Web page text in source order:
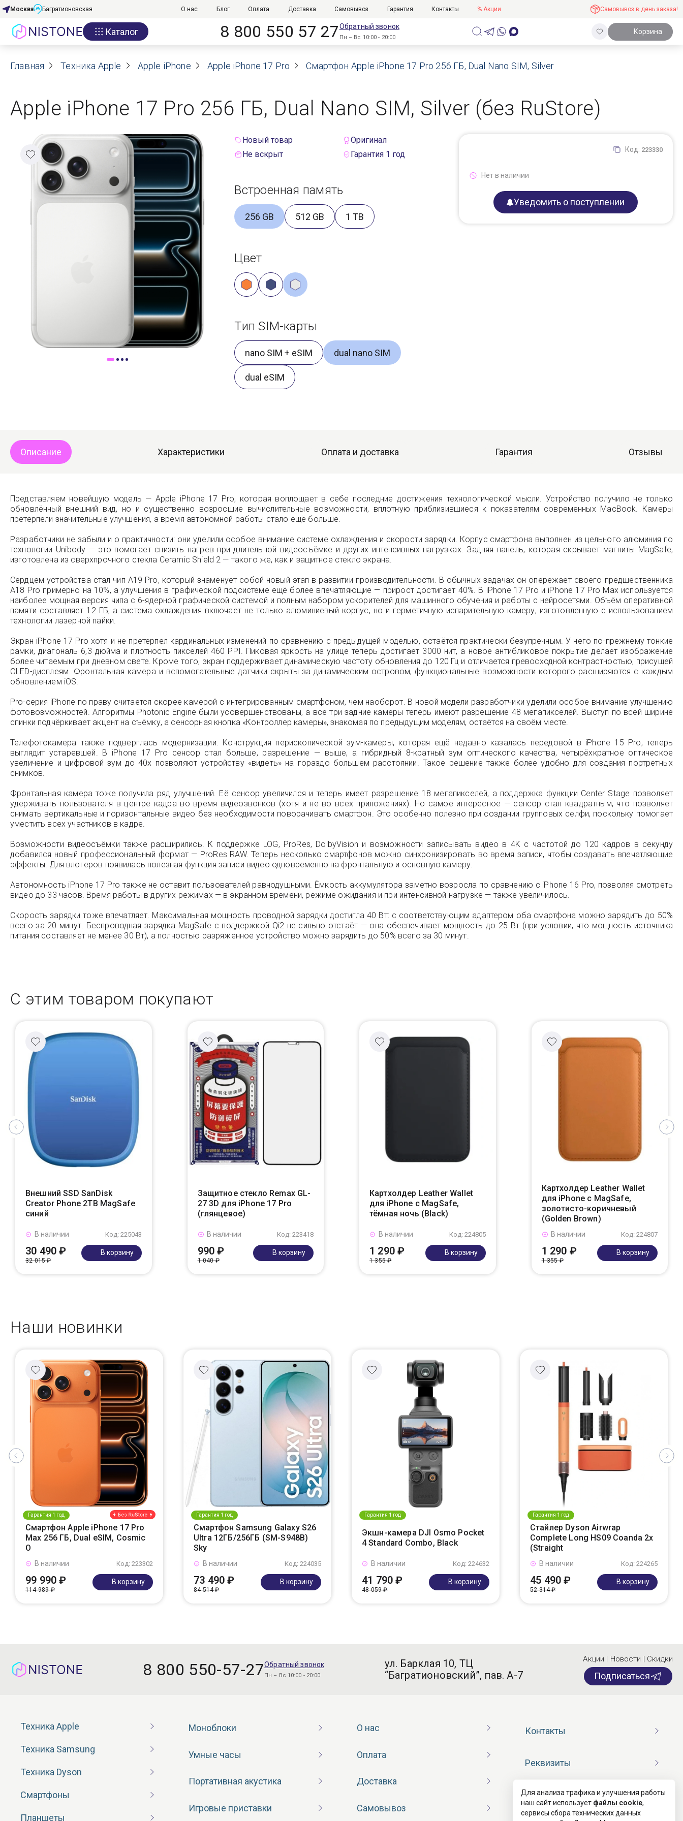
Акции
О нас
Реквизиты
Контакты
Гарантия
Москва Багратионовская О нас Блог Оплата Доставка Самовывоз Гарантия Контакты % Акции Самовывоз в день заказа!
Каталог 8 800 550 57 27Обратный звонок
Пн – Вс 10:00 - 20:00
Корзина
Главная Техника Apple Apple iPhone Apple iPhone 17 Pro Смартфон Apple iPhone 17 Pro 256 ГБ, Dual Nano SIM, Silver
Apple iPhone 17 Pro 256 ГБ, Dual Nano SIM, Silver (без RuStore)
Новый товар
Оригинал
Не вскрыт
Гарантия 1 год
Встроенная память
256 GB 512 GB 1 TB
Цвет
Тип SIM-карты
nano SIM + eSIM dual nano SIM
dual eSIM
Код: 223330
Нет в наличии
Уведомить о поступлении
Описание Характеристики Оплата и доставка Гарантия Отзывы
Представляем новейшую модель — Apple iPhone 17 Pro, которая воплощает в себе последние достижения технологической мысли. Устройство получило не только
обновлённый внешний вид, но и существенно возросшие вычислительные возможности, вплотную приблизившиеся к показателям современных MacBook. Камеры
претерпели значительные улучшения, а время автономной работы стало ещё больше.
Разработчики не забыли и о практичности: они уделили особое внимание системе охлаждения и скорости зарядки. Корпус смартфона выполнен из цельного алюминия по
технологии Unibody — это помогает снизить нагрев при длительной видеосъёмке и других интенсивных нагрузках. Задняя панель, которая скрывает магниты MagSafe,
изготовлена из сверхпрочного стекла Ceramic Shield 2 — такого же, как и защитное стекло экрана.
Сердцем устройства стал чип A19 Pro, который знаменует собой новый этап в развитии производительности. В обычных задачах он опережает своего предшественника
A18 Pro примерно на 10%, а улучшения в графической подсистеме ещё более впечатляющие — прирост достигает 40%. В iPhone 17 Pro и iPhone 17 Pro Max используется
наиболее мощная версия чипа с 6-ядерной графической системой и полным набором ускорителей для машинного обучения и работы с нейросетями. Объём оперативной
памяти составляет 12 ГБ, а система охлаждения включает не только алюминиевый корпус, но и герметичную испарительную камеру, изготовленную с использованием
технологии лазерной пайки.
Экран iPhone 17 Pro хотя и не претерпел кардинальных изменений по сравнению с предыдущей моделью, остаётся практически безупречным. У него по-прежнему тонкие
рамки, диагональ 6,3 дюйма и плотность пикселей 460 PPI. Пиковая яркость на улице теперь достигает 3000 нит, а новое антибликовое покрытие делает изображение
более читаемым при дневном свете. Кроме того, экран поддерживает динамическую частоту обновления до 120 Гц и отличается превосходной контрастностью, присущей
OLED-дисплеям. Фронтальная камера и вспомогательные датчики скрыты за динамическим островом, функциональные возможности которого расширяются с каждым
обновлением iOS.
Pro-серия iPhone по праву считается скорее камерой с интегрированным смартфоном, чем наоборот. В новой модели разработчики уделили особое внимание улучшению
фотовозможностей. Алгоритмы Photonic Engine были усовершенствованы, а все три задние камеры теперь имеют разрешение 48 мегапикселей. Выступ по всей ширине
спинки подчёркивает акцент на съёмку, а сенсорная кнопка «Контроллер камеры», знакомая по предыдущим моделям, остаётся на своём месте.
Телефотокамера также подверглась модернизации. Конструкция перископической зум-камеры, которая ещё недавно казалась передовой в iPhone 15 Pro, теперь
выглядит устаревшей. В iPhone 17 Pro сенсор стал больше, разрешение — выше, а гибридный 8-кратный зум оптического качества, четырёхкратное оптическое
увеличение и цифровой зум до 40х позволяют устройству «видеть» на гораздо большем расстоянии. Такое решение также более удобно для создания портретных
снимков.
Фронтальная камера тоже получила ряд улучшений. Её сенсор увеличился и теперь имеет разрешение 18 мегапикселей, а поддержка функции Center Stage позволяет
удерживать пользователя в центре кадра во время видеозвонков (хотя и не во всех приложениях). Но самое интересное — сенсор стал квадратным, что позволяет
снимать вертикальные и горизонтальные видео без необходимости поворачивать смартфон. Это особенно полезно при создании групповых селфи, поскольку помогает
уместить всех участников в кадре.
Возможности видеосъёмки также расширились. К поддержке LOG, ProRes, DolbyVision и возможности записывать видео в 4K с частотой до 120 кадров в секунду
добавился новый профессиональный формат — ProRes RAW. Теперь несколько смартфонов можно синхронизировать во время записи, чтобы создавать впечатляющие
эффекты. Для влогеров появилась полезная функция записи видео одновременно на фронтальную и основную камеру.
Автономность iPhone 17 Pro также не оставит пользователей равнодушными. Ёмкость аккумулятора заметно возросла по сравнению с iPhone 16 Pro, позволяя смотреть
видео до 33 часов. Время работы в других режимах — в экранном времени, режиме ожидания и при интенсивной нагрузке — также увеличилось.
Скорость зарядки тоже впечатляет. Максимальная мощность проводной зарядки достигла 40 Вт: с соответствующим адаптером оба смартфона можно зарядить до 50%
всего за 20 минут. Беспроводная зарядка MagSafe с поддержкой Qi2 не сильно отстаёт — она обеспечивает мощность до 25 Вт (при условии, что мощность источника
питания составляет не менее 30 Вт), а полностью разряженное устройство можно зарядить до 50% всего за 30 минут.
С этим товаром покупают
Внешний SSD SanDisk
Creator Phone 2TB MagSafe
синий
Код: 225043
В наличии
30 490 ₽
32 015 ₽
В корзину
Защитное стекло Remax GL-
27 3D для iPhone 17 Pro
(глянцевое)
Код: 223418
В наличии
990 ₽
1 040 ₽
В корзину
Картхолдер Leather Wallet
для iPhone с MagSafe,
тёмная ночь (Black)
Код: 224805
В наличии
1 290 ₽
1 355 ₽
В корзину
Картхолдер Leather Wallet
для iPhone с MagSafe,
золотисто-коричневый
(Golden Brown)
Код: 224807
В наличии
1 290 ₽
1 355 ₽
В корзину
Наши новинки
Гарантия 1 год
Смартфон Apple iPhone 17 Pro
Max 256 ГБ, Dual eSIM, Cosmic
O
Код: 223302
В наличии
99 990 ₽
114 989 ₽
В корзину
Гарантия 1 год
Смартфон Samsung Galaxy S26
Ultra 12ГБ/256ГБ (SM-S948B)
Sky
Код: 224035
В наличии
73 490 ₽
84 514 ₽
В корзину
Гарантия 1 год
Экшн-камера DJI Osmo Pocket
4 Standard Combo, Black
Код: 224632
В наличии
41 790 ₽
48 059 ₽
В корзину
Гарантия 1 год
Стайлер Dyson Airwrap
Complete Long HS09 Coanda 2x
(Straight
Код: 224265
В наличии
45 490 ₽
52 314 ₽
В корзину
8 800 550-57-27Обратный звонок
Пн – Вс 10:00 - 20:00
ул. Барклая 10, ТЦ
“Багратионовский”, пав. А-7
Акции | Новости | Скидки
Подписаться
Техника Apple
Техника Samsung
Техника Dyson
Смартфоны
Планшеты
Моноблоки
Умные часы
Портативная акустика
Игровые приставки
О нас
Оплата
Доставка
Самовывоз
Контакты
Реквизиты
Договор оферты
Для анализа трафика и улучшения работы
наш сайт использует файлы cookie,
сервисы сбора технических данных